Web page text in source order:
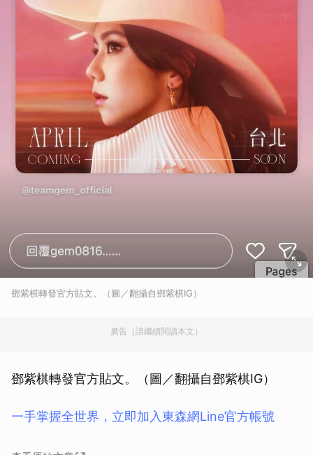
鄧紫棋轉發官方貼文。（圖／翻攝自鄧紫棋IG）
廣告（請繼續閱讀本文）
鄧紫棋轉發官方貼文。（圖／翻攝自鄧紫棋IG）
一手掌握全世界，立即加入東森網Line官方帳號